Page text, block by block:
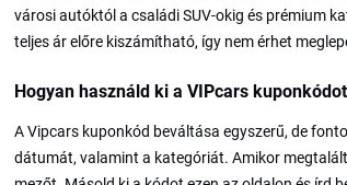
városi autóktól a családi SUV-okig és prémium
teljes ár előre kiszámítható, így nem érhet
Hogyan használd ki a VIPcars kuponkódot
A Vipcars kuponkód beváltása egyszerű, de
dátumát, valamint a kategóriát. Amikor